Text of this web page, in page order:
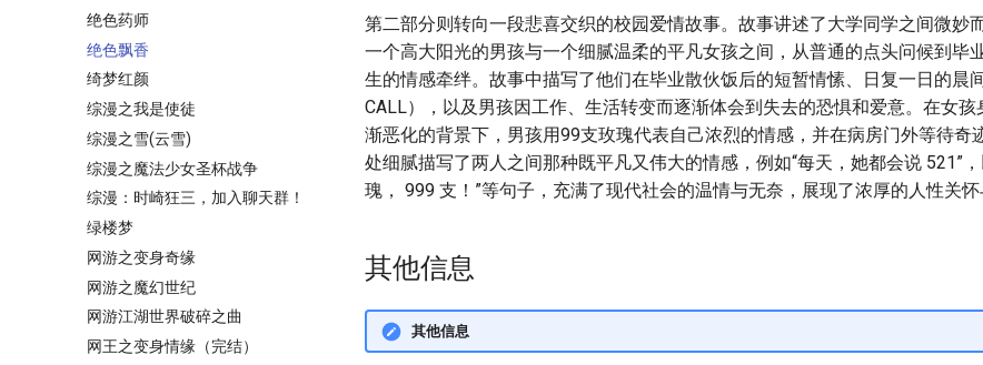
绝色药师
绝色飘香
绮梦红颜
综漫之我是使徒
综漫之雪(云雪)
综漫之魔法少女圣杯战争
综漫：时崎狂三，加入聊天群！
绿楼梦
网游之变身奇缘
网游之魔幻世纪
网游江湖世界破碎之曲
网王之变身情缘（完结）
第二部分则转向一段悲喜交织的校园爱情故事。故事讲述了大学同学之间微妙
一个高大阳光的男孩与一个细腻温柔的平凡女孩之间，从普通的点头问候到毕
生的情感牵绊。故事中描写了他们在毕业散伙饭后的短暂情愫、日复一日的晨
CALL），以及男孩因工作、生活转变而逐渐体会到失去的恐惧和爱意。在女孩
渐恶化的背景下，男孩用99支玫瑰代表自己浓烈的情感，并在病房门外等待奇
处细腻描写了两人之间那种既平凡又伟大的情感，例如“每天，她都会说 521”
瑰， 999 支！”等句子，充满了现代社会的温情与无奈，展现了浓厚的人性关怀
其他信息
其他信息